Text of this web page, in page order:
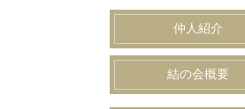
仲人紹介
結の会概要